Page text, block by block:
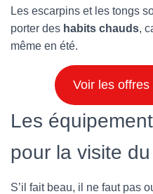
Les escarpins et les tongs
porter des habits chauds,
même en été.
Voir les
Les
pour la visite
S’il fait beau, il ne faut pas